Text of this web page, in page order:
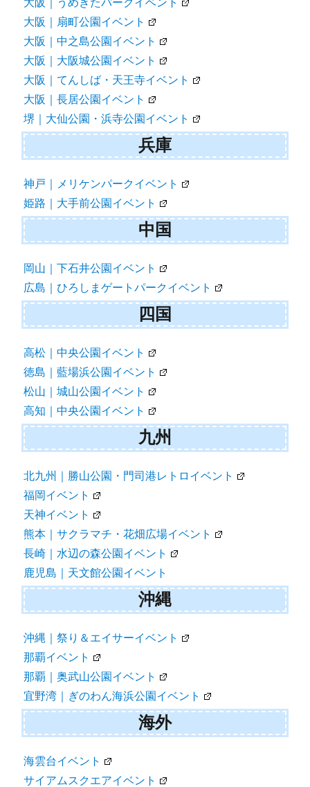
大阪｜扇町公園イベント
大阪｜中之島公園イベント
大阪｜大阪城公園イベント
大阪｜てんしば・天王寺イベント
大阪｜長居公園イベント
堺｜大仙公園・浜寺公園イベント
兵庫
神戸｜メリケンパークイベント
姫路｜大手前公園イベント
中国
岡山｜下石井公園イベント
広島｜ひろしまゲートパークイベント
四国
高松｜中央公園イベント
徳島｜藍場浜公園イベント
松山｜城山公園イベント
高知｜中央公園イベント
九州
北九州｜勝山公園・門司港レトロイベント
福岡イベント
天神イベント
熊本｜サクラマチ・花畑広場イベント
長崎｜水辺の森公園イベント
鹿児島｜天文館公園イベント
沖縄
沖縄｜祭り＆エイサーイベント
那覇イベント
那覇｜奥武山公園イベント
宜野湾｜ぎのわん海浜公園イベント
海外
海雲台イベント
サイアムスクエアイベント